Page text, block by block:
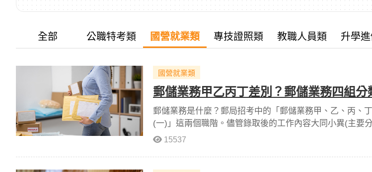
全部 公職特考類 國營就業類 專技證照類 教職人員類 升學
國營就業類
郵儲業務甲乙丙丁差別？郵儲業務四組分
郵儲業務是什麼？郵局招考中的「郵儲業務甲、乙、丙、
(一)」這兩個職階。儘管錄取後的工作內容大同小異(主要
上有顯著差異，讓考生能依據自己的擅長領域報考。
15537